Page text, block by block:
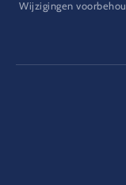
Wijzigingen